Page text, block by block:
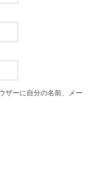
ザーに自分の名前、メー